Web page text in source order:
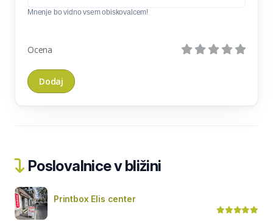
Mnenje bo vidno vsem obiskovalcem!
Ocena
Poslovalnice v bližini
Printbox Elis center